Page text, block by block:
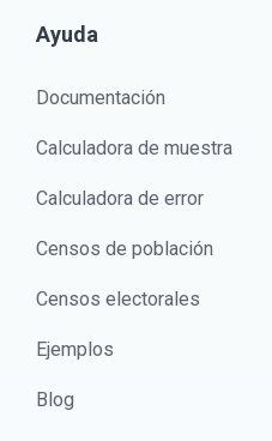
Ayuda
Documentación
Calculadora de muestra
Calculadora de error
Censos de población
Censos electorales
Ejemplos
Blog